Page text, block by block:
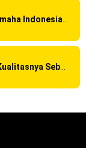
Sudah pakai diskbrake belakang ! Yamaha Indonesia Resmi perkenalkan Aerox Alpha 155 Turbo !
Yamaha XMAX Connected Buktikan Kualitasnya Sebagai Skutik Terbaik di Level Tertinggi